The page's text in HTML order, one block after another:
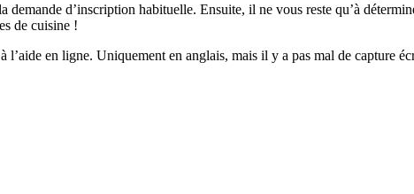
d’inscription habituelle. Ensuite, il ne vous reste qu’à
de cuisine !
en ligne. Uniquement en anglais, mais il y a pas mal de capture